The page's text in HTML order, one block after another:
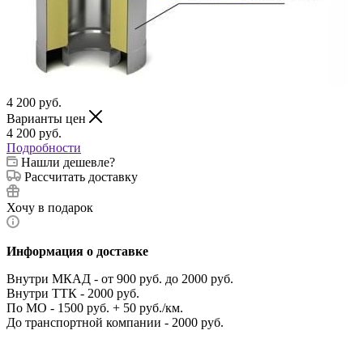
4 200 руб.
Варианты цен
4 200 руб.
Подробности
Нашли дешевле?
Рассчитать доставку
Хочу в подарок
Информация о доставке
Внутри МКАД - от 900 руб. до 2000 руб.
Внутри ТТК - 2000 руб.
По МО - 1500 руб. + 50 руб./км.
До транспортной компании - 2000 руб.